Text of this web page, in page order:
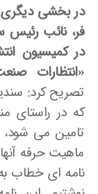
در بخشی
فر، نائب رئیس
در کمیسیون
«انتظارات
تصریح کرد:
که در راستای
تامین می شود،
ماهیت حرفه
نامه ای خطاب